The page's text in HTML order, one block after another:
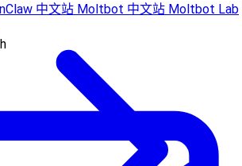
中文站 Moltbot 中文站 Moltbot Lab